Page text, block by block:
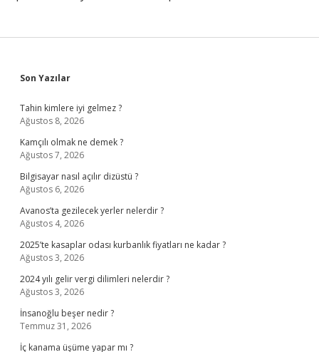
Sidebar
Son Yazılar
Tahin kimlere iyi gelmez ?
Ağustos 8, 2026
Kamçılı olmak ne demek ?
Ağustos 7, 2026
Bilgisayar nasıl açılır dizüstü ?
Ağustos 6, 2026
Avanos’ta gezilecek yerler nelerdir ?
Ağustos 4, 2026
2025’te kasaplar odası kurbanlık fiyatları ne kadar ?
Ağustos 3, 2026
2024 yılı gelir vergi dilimleri nelerdir ?
Ağustos 3, 2026
İnsanoğlu beşer nedir ?
Temmuz 31, 2026
İç kanama üşüme yapar mı ?